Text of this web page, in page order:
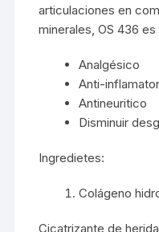
articulaciones en
minerales, OS 436
Analgésico
Anti-
Antineuritico
Disminuir
Ingredietes:
Colágeno
Cicatrizante de